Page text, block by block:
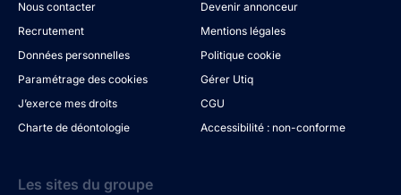
Nous contacter
Devenir annonceur
Recrutement
Mentions légales
Données personnelles
Politique cookie
Paramétrage des cookies
Gérer Utiq
J’exerce mes droits
CGU
Charte de déontologie
Accessibilité : non-conforme
Les sites du groupe